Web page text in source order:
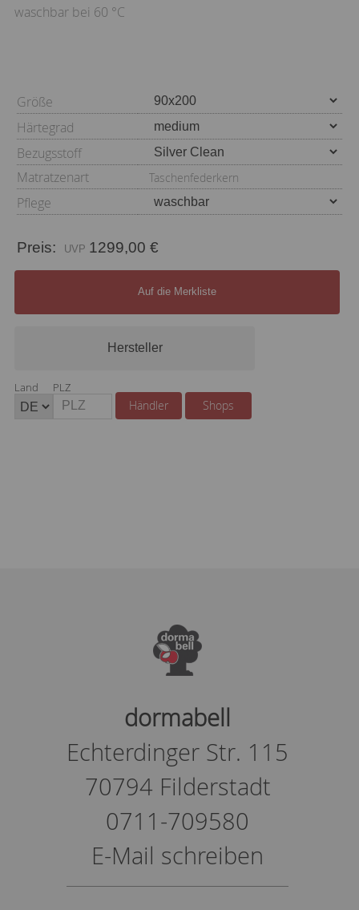
waschbar bei 60 °C
Größe
Härtegrad
Bezugsstoff
Matratzenart
Taschenfederkern
Pflege
Preis: 1299,00 €
Auf die Merkliste
Hersteller
Land PLZ
Händler Shops
dormabell
Echterdinger Str. 115
70794 Filderstadt
0711-709580
E-Mail schreiben